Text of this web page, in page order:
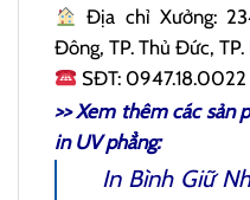
Địa chỉ Xưởng:
Đông, TP. Thủ Đức,
SĐT: 0947.18.0022
>> Xem thêm các sản
in UV phẳng:
In Bình Giữ